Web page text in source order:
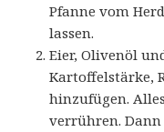
Pfanne vom
lassen.
Eier, Olivenöl
Kartoffelstärke,
hinzufügen.
verrühren. Dann